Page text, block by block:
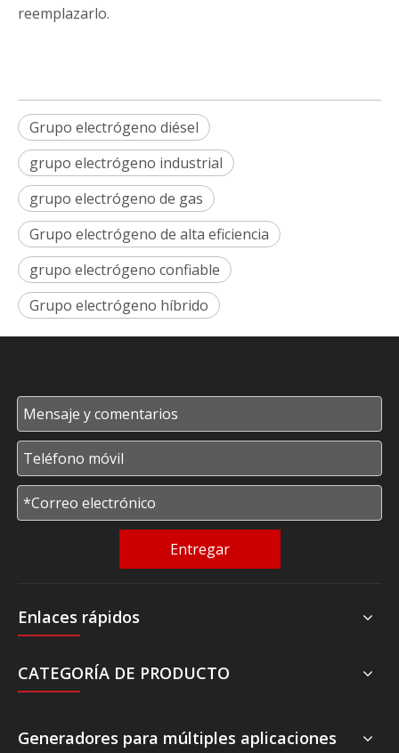
reemplazarlo.
Grupo electrógeno diésel
grupo electrógeno industrial
grupo electrógeno de gas
Grupo electrógeno de alta eficiencia
grupo electrógeno confiable
Grupo electrógeno híbrido
Entregar
Enlaces rápidos
CATEGORÍA DE PRODUCTO
Generadores para múltiples aplicaciones